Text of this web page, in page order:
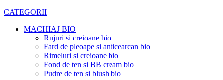
CATEGORII
MACHIAJ BIO
Rujuri si creioane bio
Fard de pleoape si anticearcan bio
Rimeluri si creioane bio
Fond de ten si BB cream bio
Pudre de ten si blush bio